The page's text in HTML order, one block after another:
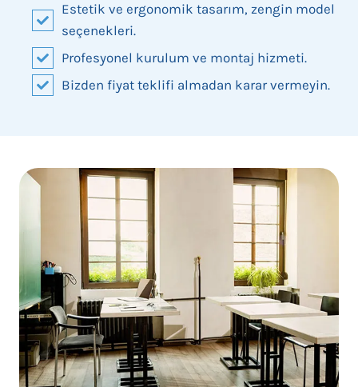
Estetik ve ergonomik tasarım, zengin model
seçenekleri.
Profesyonel kurulum ve montaj hizmeti.
Bizden fiyat teklifi almadan karar vermeyin.